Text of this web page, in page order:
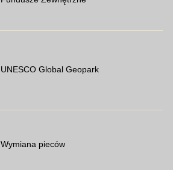
UNESCO Global Geopark
Wymiana pieców